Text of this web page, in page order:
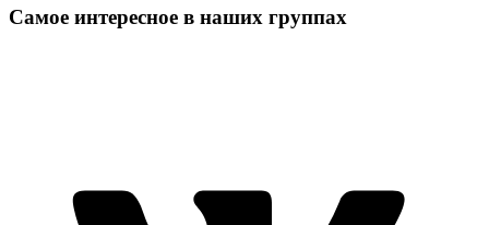
Самое интересное в наших группах